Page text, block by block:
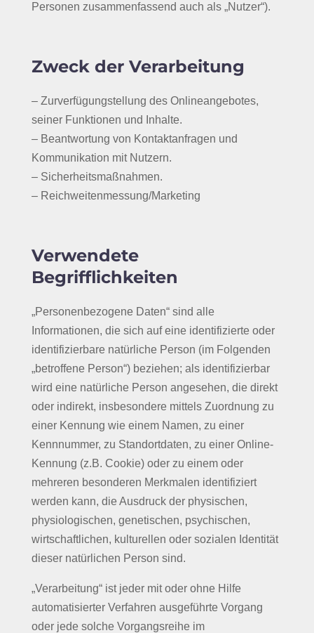
Personen zusammenfassend auch als „Nutzer“).
Zweck der Verarbeitung
– Zurverfügungstellung des Onlineangebotes,
seiner Funktionen und Inhalte.
– Beantwortung von Kontaktanfragen und
Kommunikation mit Nutzern.
– Sicherheitsmaßnahmen.
– Reichweitenmessung/Marketing
Verwendete
Begrifflichkeiten
„Personenbezogene Daten“ sind alle
Informationen, die sich auf eine identifizierte oder
identifizierbare natürliche Person (im Folgenden
„betroffene Person“) beziehen; als identifizierbar
wird eine natürliche Person angesehen, die direkt
oder indirekt, insbesondere mittels Zuordnung zu
einer Kennung wie einem Namen, zu einer
Kennnummer, zu Standortdaten, zu einer Online-
Kennung (z.B. Cookie) oder zu einem oder
mehreren besonderen Merkmalen identifiziert
werden kann, die Ausdruck der physischen,
physiologischen, genetischen, psychischen,
wirtschaftlichen, kulturellen oder sozialen Identität
dieser natürlichen Person sind.
„Verarbeitung“ ist jeder mit oder ohne Hilfe
automatisierter Verfahren ausgeführte Vorgang
oder jede solche Vorgangsreihe im